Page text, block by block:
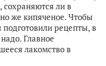
сохраняются ли в
же кипяченое. Чтобы
рецепты, в
Главное
лакомство в